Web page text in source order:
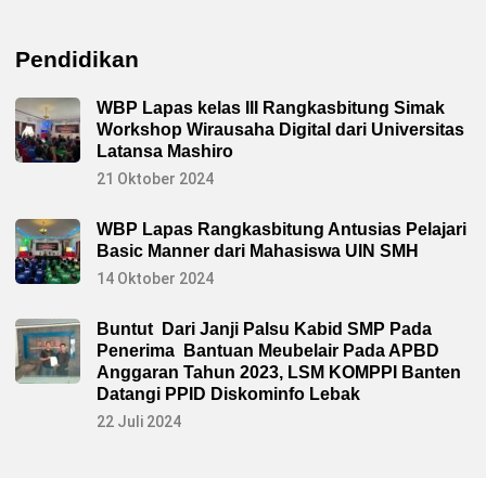
Pendidikan
WBP Lapas kelas III Rangkasbitung Simak
Workshop Wirausaha Digital dari Universitas
Latansa Mashiro
21 Oktober 2024
WBP Lapas Rangkasbitung Antusias Pelajari
Basic Manner dari Mahasiswa UIN SMH
14 Oktober 2024
Buntut Dari Janji Palsu Kabid SMP Pada
Penerima Bantuan Meubelair Pada APBD
Anggaran Tahun 2023, LSM KOMPPI Banten
Datangi PPID Diskominfo Lebak
22 Juli 2024